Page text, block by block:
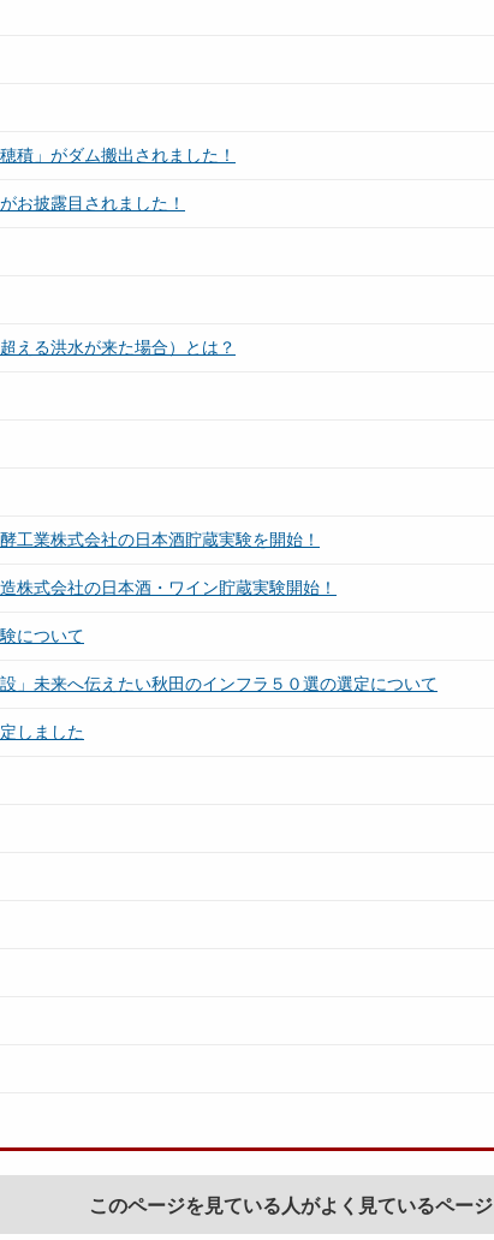
」がダム搬出されました！
お披露目されました！
える洪水が来た場合）とは？
工業株式会社の日本酒貯蔵実験を開始！
株式会社の日本酒・ワイン貯蔵実験開始！
について
」未来へ伝えたい秋田のインフラ５０選の選定について
しました
このページを見ている人がよく見ているページ